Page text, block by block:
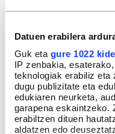
Datuen erabilera
Guk eta gure 1022
IP zenbakia,
teknologiak erabiliz eta
dugu publizitate eta
edukiaren neurketa,
garapena eskaintzeko.
erabiltzen dituen
aldatzen edo